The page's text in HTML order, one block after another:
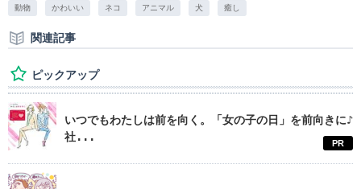
動物 かわいい ネコ アニマル 犬 癒し
関連記事
ピックアップ
いつでもわたしは前を向く。「女の子の日」を前向きに♪
社...
PR